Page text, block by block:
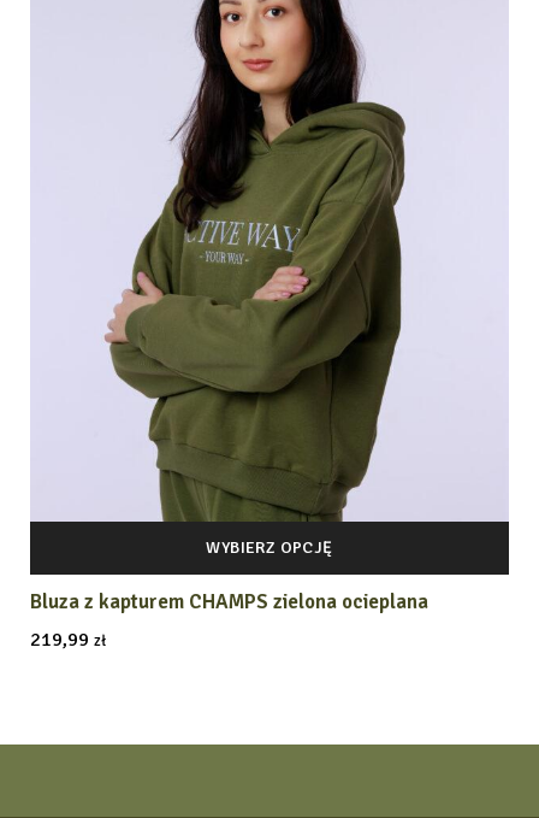
WYBIERZ OPCJĘ
Bluza z kapturem CHAMPS zielona ocieplana
219,99 zł